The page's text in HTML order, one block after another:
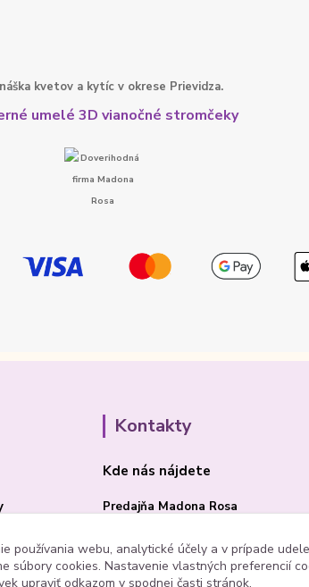
kvetov a kytíc v okrese Prievidza.
umelé 3D vianočné stromčeky
Kontakty
Kde nás nájdete
Predajňa Madona Rosa
PRIEVIDZA 97101
používania webu, analytické účely a v prípade
súbory cookies. Nastavenie vlastných preferencií
upraviť odkazom v spodnej časti stránok.